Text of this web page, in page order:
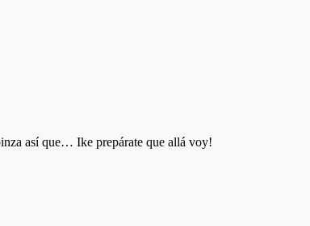
así que… Ike prepárate que allá voy!